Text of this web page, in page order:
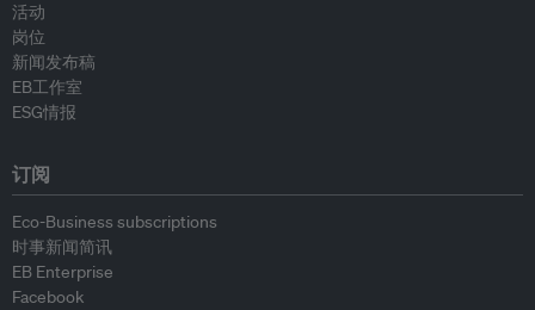
活动
岗位
新闻发布稿
EB工作室
ESG情报
订阅
Eco-Business subscriptions
时事新闻简讯
EB Enterprise
Facebook